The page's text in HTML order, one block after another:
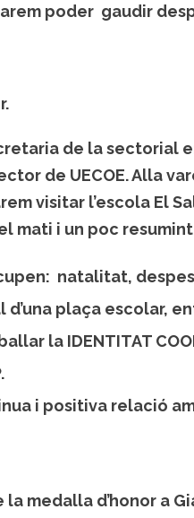
poder gaudir
de la sectorial
de UECOE. Alla
visitar l’escola El
mati i un poc
natalitat,
plaça escolar,
la IDENTITAT
i positiva relació
medalla d’honor a